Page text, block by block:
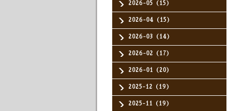
2026-05（15）
2026-04（15）
2026-03（14）
2026-02（17）
2026-01（20）
2025-12（19）
2025-11（19）